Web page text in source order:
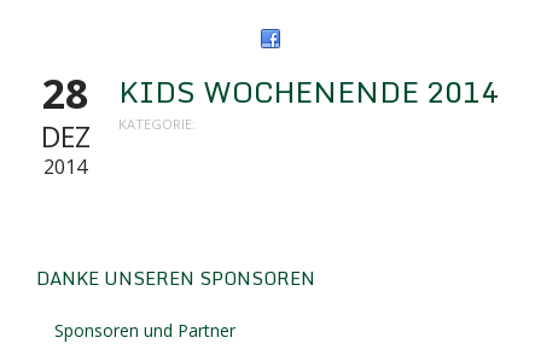
28
DEZ
2014
KIDS WOCHENENDE 2014
KATEGORIE:
DANKE UNSEREN SPONSOREN
Sponsoren und Partner